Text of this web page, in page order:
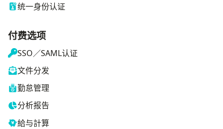
统一身份认证
付费选项
SSO／SAML认证
文件分发
勤怠管理
分析报告
給与計算